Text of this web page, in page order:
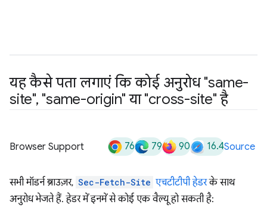
यह कैसे पता लगाएं कि कोई अनुरोध "same-
site", "same-origin" या "cross-site" है
Browser Support 76 79 90 16.4Source
सभी मॉडर्न ब्राउज़र, Sec-Fetch-Site एचटीटीपी हेडरके साथ
अनुरोध भेजते हैं. हेडर में इनमें से कोई एक वैल्यू हो सकती है: